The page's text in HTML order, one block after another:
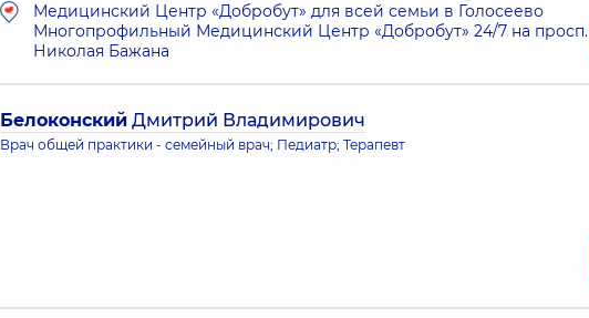
Медицинский Центр «Добробут» для всей семьи в Голосеево
Многопрофильный Медицинский Центр «Добробут» 24/7 на просп.
Николая Бажана
Белоконский Дмитрий Владимирович
Врач общей практики - семейный врач; Педиатр; Терапевт